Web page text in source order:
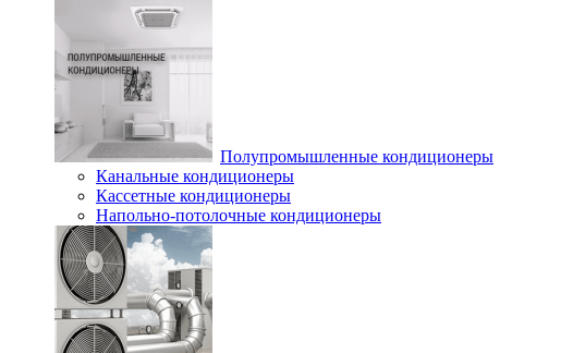
Полупромышленные кондиционеры
Канальные кондиционеры
Кассетные кондиционеры
Напольно-потолочные кондиционеры